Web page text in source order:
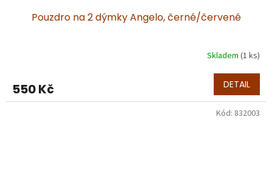
Pouzdro na 2 dýmky Angelo, černé/červené
Skladem (1 ks)
550 Kč DETAIL
Kód: 832003